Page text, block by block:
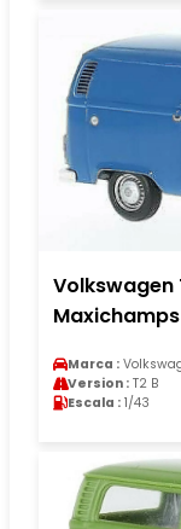
Volkswagen
Maxichamps
Marca :
Version : T2 B
Escala : 1/43